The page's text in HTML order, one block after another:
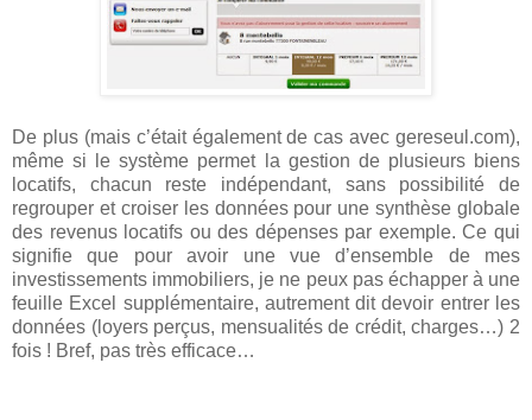
De plus (mais c’était également de cas avec gereseul.com),
même si le système permet la gestion de plusieurs biens
locatifs, chacun reste indépendant, sans possibilité de
regrouper et croiser les données pour une synthèse globale
des revenus locatifs ou des dépenses par exemple. Ce qui
signifie que pour avoir une vue d’ensemble de mes
investissements immobiliers, je ne peux pas échapper à une
feuille Excel supplémentaire, autrement dit devoir entrer les
données (loyers perçus, mensualités de crédit, charges…) 2
fois ! Bref, pas très efficace…